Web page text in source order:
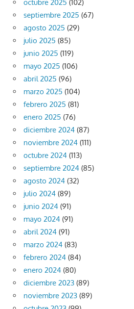
octubre 2025 (102)
septiembre 2025 (67)
agosto 2025 (29)
julio 2025 (85)
junio 2025 (119)
mayo 2025 (106)
abril 2025 (96)
marzo 2025 (104)
febrero 2025 (81)
enero 2025 (76)
diciembre 2024 (87)
noviembre 2024 (111)
octubre 2024 (113)
septiembre 2024 (85)
agosto 2024 (32)
julio 2024 (89)
junio 2024 (91)
mayo 2024 (91)
abril 2024 (91)
marzo 2024 (83)
febrero 2024 (84)
enero 2024 (80)
diciembre 2023 (89)
noviembre 2023 (89)